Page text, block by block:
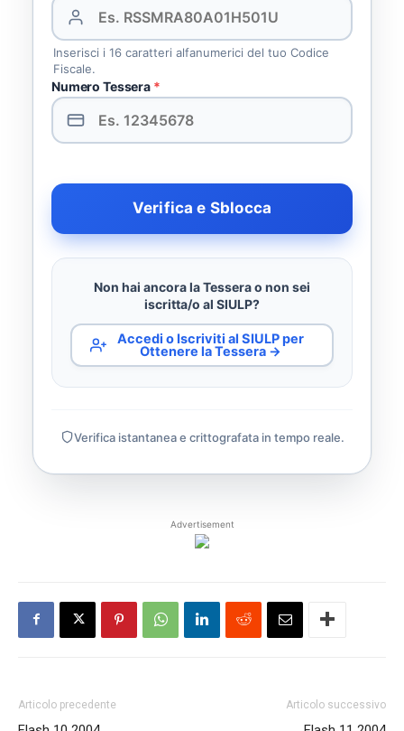
Inserisci i 16 caratteri alfanumerici del tuo Codice
Fiscale.
Numero Tessera *
Verifica e Sblocca
Non hai ancora la Tessera o non sei
iscritta/o al SIULP?
Accedi o Iscriviti al SIULP per
Ottenere la Tessera →
Verifica istantanea e crittografata in tempo reale.
Advertisement
Articolo precedente Articolo successivo